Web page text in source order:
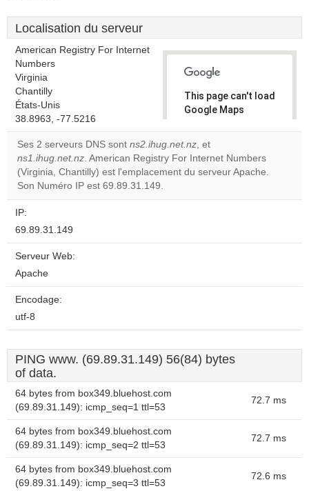
Localisation du serveur
American Registry For Internet
Numbers
Virginia
Chantilly
États-Unis
38.8963, -77.5216
This page can't load
Google Maps
Do you
website?
OK
Ses 2 serveurs DNS sont ns2.ihug.net.nz, et
ns1.ihug.net.nz. American Registry For Internet Numbers
(Virginia, Chantilly) est l'emplacement du serveur Apache.
Son Numéro IP est 69.89.31.149.
IP:
69.89.31.149
Serveur Web:
Apache
Encodage:
utf-8
PING www. (69.89.31.149) 56(84) bytes
of data.
64 bytes from box349.bluehost.com
(69.89.31.149): icmp_seq=1 ttl=53
72.7 ms
64 bytes from box349.bluehost.com
(69.89.31.149): icmp_seq=2 ttl=53
72.7 ms
64 bytes from box349.bluehost.com
(69.89.31.149): icmp_seq=3 ttl=53
72.6 ms